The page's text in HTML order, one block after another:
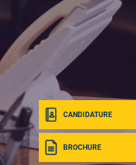
CANDIDATURE
BROCHURE